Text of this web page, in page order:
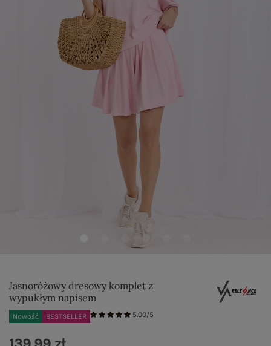
Jasnoróżowy dresowy komplet z
wypukłym napisem
Nowość BESTSELLER 5.00/5